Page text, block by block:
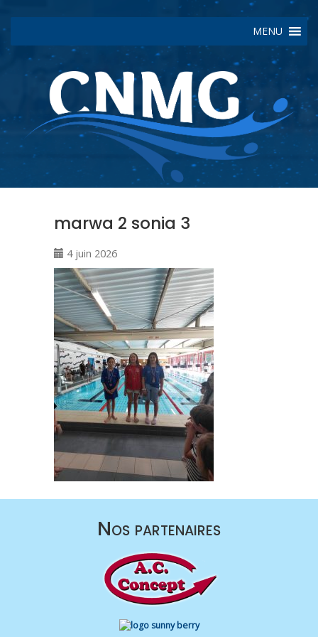
MENU
marwa 2 sonia 3
4 juin 2026
Nos partenaires